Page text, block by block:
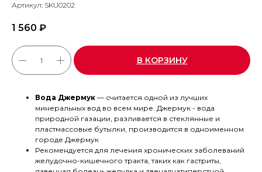
Артикул: SKU0202
1 560 ₽
В КОРЗИНУ
Вода Джермук — считается одной из лучших
минеральных вод во всем мире. Джермук - вода
природной газации, разливается в стеклянные и
пластмассовые бутылки, производится в одноименном
городе Джермук
Рекомендуется для лечения хронических заболеваний
желудочно-кишечного тракта, таких как гастриты,